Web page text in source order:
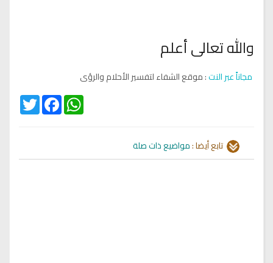
والله تعالى أعلم
مجاناً عبر النت: موقع الشفاء لتفسير الأحلام والرؤى
Twitter
FacebookWhatsApp
تابع أيضا :مواضيع ذات صلة